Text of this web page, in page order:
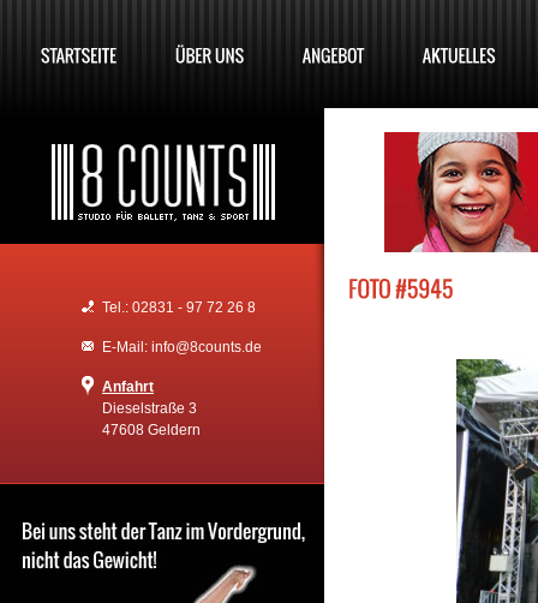
Tel.: 02831 - 97 72 26 8
E-Mail: info@8counts.de
Anfahrt
Dieselstraße 3
47608 Geldern